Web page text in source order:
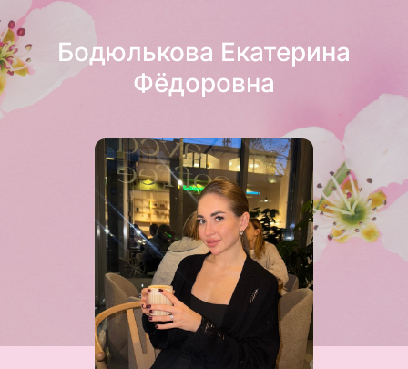
Бодюлькова Екатерина
Фёдоровна